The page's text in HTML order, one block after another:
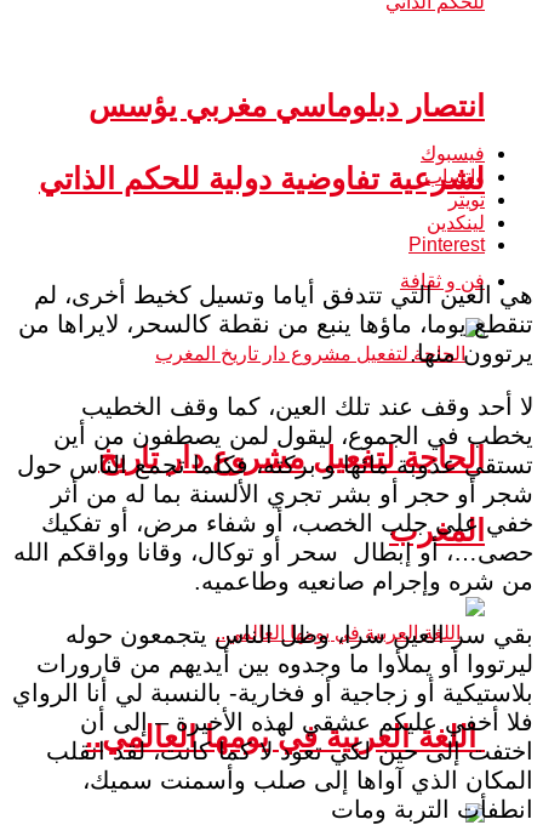
انتصار دبلوماسي مغربي يؤسس
لشرعية تفاوضية دولية للحكم الذاتي
فن و ثقافة
الحاجة لتفعيل مشروع دار تاريخ
المغرب
اللغة العربية في يومها العالمي..
فيسبوك
واتساب
تويتر
لينكدين
Pinterest
هي العين التي تتدفق أياما وتسيل كخيط أخرى، لم
تنقطع يوما، ماؤها ينبع من نقطة كالسحر، لايراها من
يرتوون منها.
لا أحد وقف عند تلك العين، كما وقف الخطيب
يخطب في الجموع، ليقول لمن يصطفون من أين
تستقي عذوبة مائها و بركته، فكلما تجمع الناس حول
شجر أو حجر أو بشر تجري الألسنة بما له من أثر
خفي على جلب الخصب، أو شفاء مرض، أو تفكيك
حصى…، أو إبطال سحر أو توكال، وقانا وواقكم الله
من شره وإجرام صانعيه وطاعميه.
بقي سر العين سرا، وظل الناس يتجمعون حوله
ليرتووا أو يملأوا ما وجدوه بين أيديهم من قارورات
بلاستيكية أو زجاجية أو فخارية- بالنسبة لي أنا الرواي
فلا أخفي عليكم عشقي لهذه الأخيرة – إلى أن
اختفت إلى حين لكي تعود لا كما كانت، لقد انقلب
المكان الذي آواها إلى صلب وأسمنت سميك،
انطفأت التربة ومات